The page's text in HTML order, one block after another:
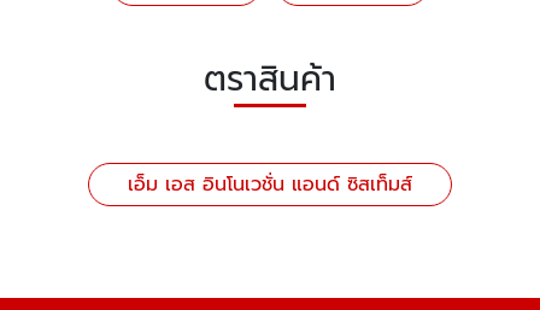
ตราสินค้า
เอ็ม เอส อินโนเวชั่น แอนด์ ซิสเท็มส์